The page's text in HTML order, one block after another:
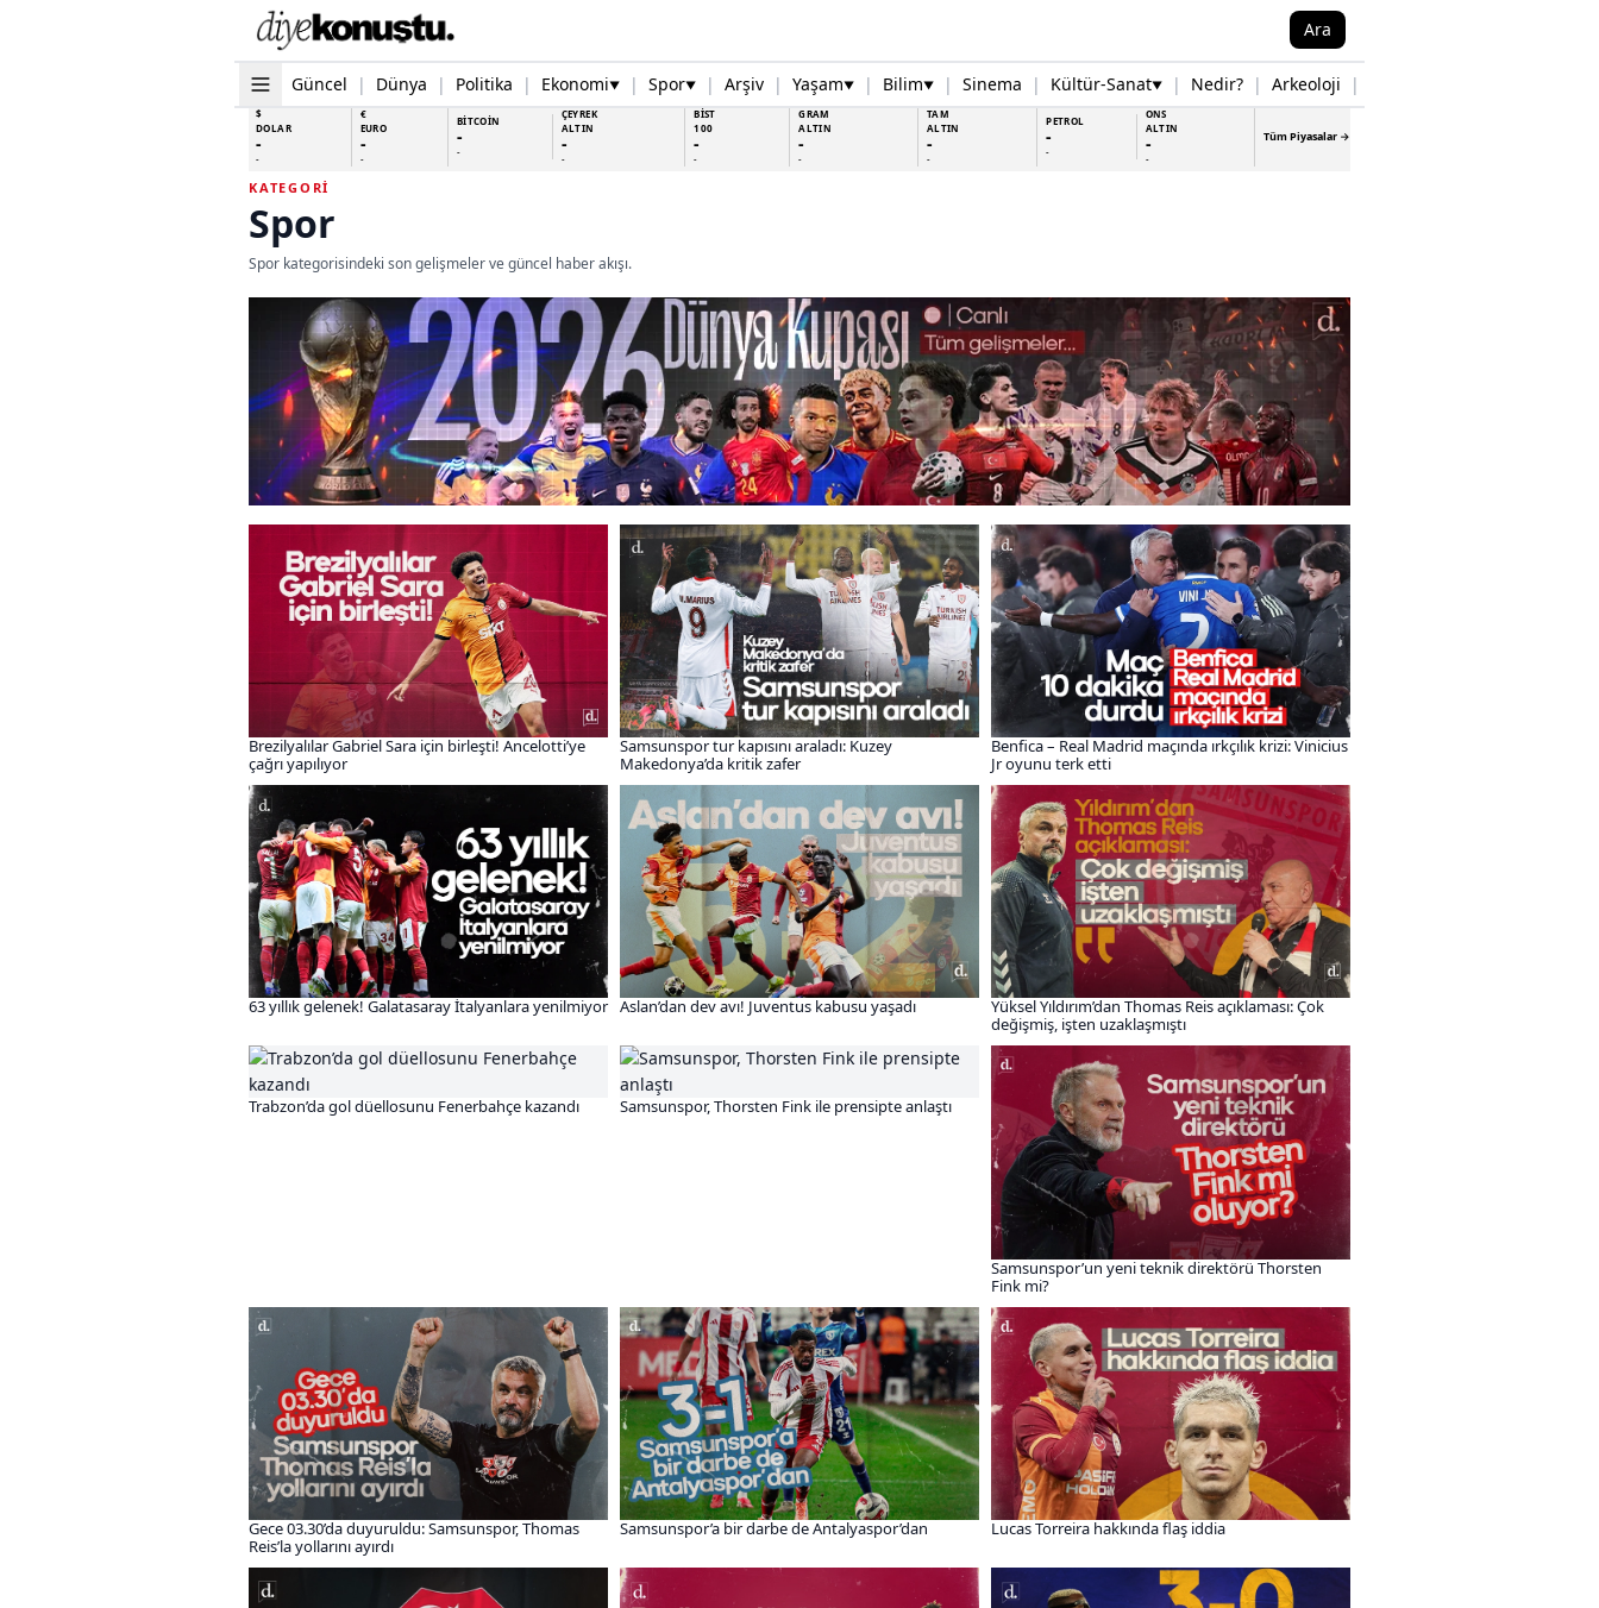
Ara
Güncel | Dünya | Politika | Ekonomi▼ | Spor▼ | Arşiv | Yaşam▼ | Bilim▼ | Sinema | Kültür-Sanat▼ | Nedir? | Arkeoloji |
$
DOLAR
-
-
€
EURO
-
-
BİTCOİN
-
-
ÇEYREK
ALTIN
-
-
BİST
100
-
-
GRAM
ALTIN
-
-
TAM
ALTIN
-
-
PETROL
-
-
ONS
ALTIN
-
-
Tüm Piyasalar →
KATEGORI
Spor
Spor kategorisindeki son gelişmeler ve güncel haber akışı.
Brezilyalılar Gabriel Sara için birleşti! Ancelotti’ye
çağrı yapılıyor
Samsunspor tur kapısını araladı: Kuzey
Makedonya’da kritik zafer
Benfica – Real Madrid maçında ırkçılık krizi: Vinicius
Jr oyunu terk etti
63 yıllık gelenek! Galatasaray İtalyanlara yenilmiyor Aslan’dan dev avı! Juventus kabusu yaşadı
Yüksel Yıldırım’dan Thomas Reis açıklaması: Çok
değişmiş, işten uzaklaşmıştı
Trabzon’da gol düellosunu Fenerbahçe kazandı Samsunspor, Thorsten Fink ile prensipte anlaştı
Samsunspor’un yeni teknik direktörü Thorsten
Fink mi?
Gece 03.30’da duyuruldu: Samsunspor, Thomas
Reis’la yollarını ayırdı
Samsunspor’a bir darbe de Antalyaspor’dan Lucas Torreira hakkında flaş iddia